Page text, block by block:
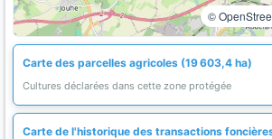
©
Carte des parcelles agricoles (19 603,4 ha)
Cultures déclarées dans cette zone protégée
Carte de l'historique des transactions